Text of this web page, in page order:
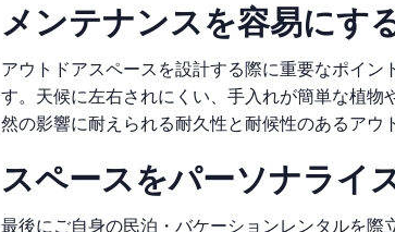
メンテナンスを容易にす
アウトドアスペースを設計する際に重要なポイ
す。天候に左右されにくい、手入れが簡単な植
然の影響に耐えられる耐久性と耐候性のあるアウ
スペースをパーソナライ
最後にご自身の民泊・バケーションレンタルを